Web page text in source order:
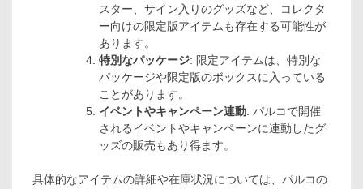
スター、サイン入りのグッズなど、コレクタ
ー向けの限定版アイテムも存在する可能性が
あります。
特別なパッケージ: 限定アイテムは、特別な
パッケージや限定版のボックスに入っている
ことがあります。
イベントやキャンペーン連動: パルコで開催
されるイベントやキャンペーンに連動したグ
ッズの販売もあり得ます。
具体的なアイテムの詳細や在庫状況については、パルコの